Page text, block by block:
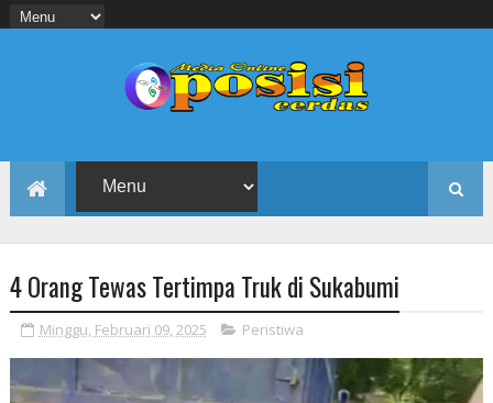
4 Orang Tewas Tertimpa Truk di Sukabumi
Minggu, Februari 09, 2025 Peristiwa